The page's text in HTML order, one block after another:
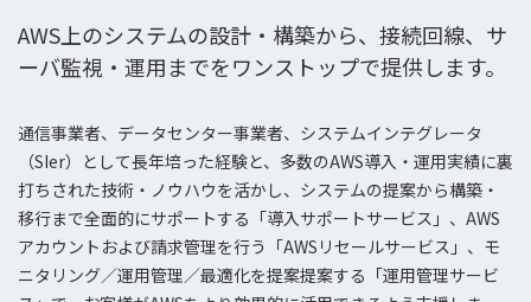
AWS上のシステムの設計・構築から、接続回線、サ
ーバ監視・運用までをワンストップで提供します。
通信事業者、データセンター事業者、システムインテグレータ
（SIer）として長年培った経験と、多数のAWS導入・運用実績に裏
打ちされた技術・ノウハウを活かし、システムの提案から構築・
移行まで全面的にサポートする「導入サポートサービス」、AWS
アカウントおよび請求管理を行う「AWSリセールサービス」、モ
ニタリング／運用管理／最適化を提案提案する「運用管理サービ